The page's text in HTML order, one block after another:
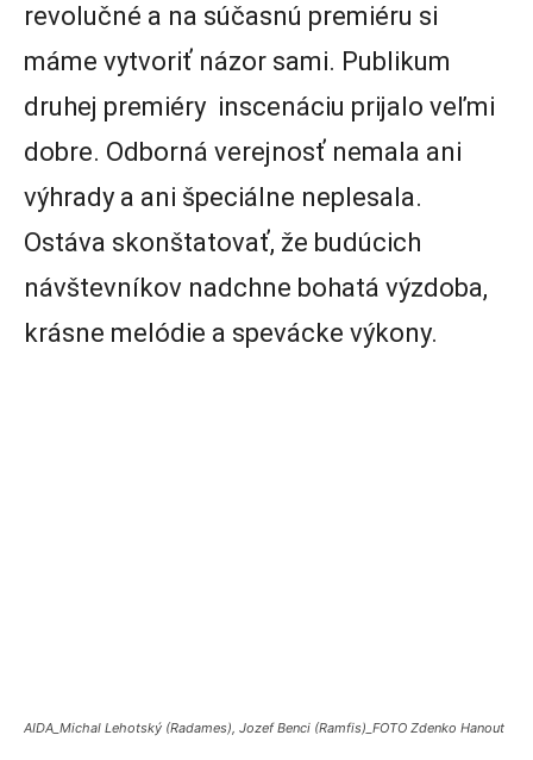
revolučné a na súčasnú premiéru si
máme vytvoriť názor sami. Publikum
druhej premiéry inscenáciu prijalo veľmi
dobre. Odborná verejnosť nemala ani
výhrady a ani špeciálne neplesala.
Ostáva skonštatovať, že budúcich
návštevníkov nadchne bohatá výzdoba,
krásne melódie a spevácke výkony.
AIDA_Michal Lehotský (Radames), Jozef Benci (Ramfis)_FOTO Zdenko Hanout